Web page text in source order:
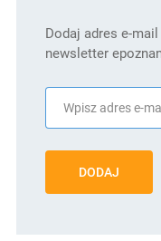
Dodaj adres e-
newsletter
DODAJ